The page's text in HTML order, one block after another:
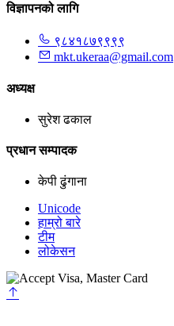
विज्ञापनको लागि
९८४१८७९९९९
mkt.ukeraa@gmail.com
अध्यक्ष
सुरेश ढकाल
प्रधान सम्पादक
केपी ढुंगाना
Unicode
हाम्रो बारे
टीम
लोकेसन